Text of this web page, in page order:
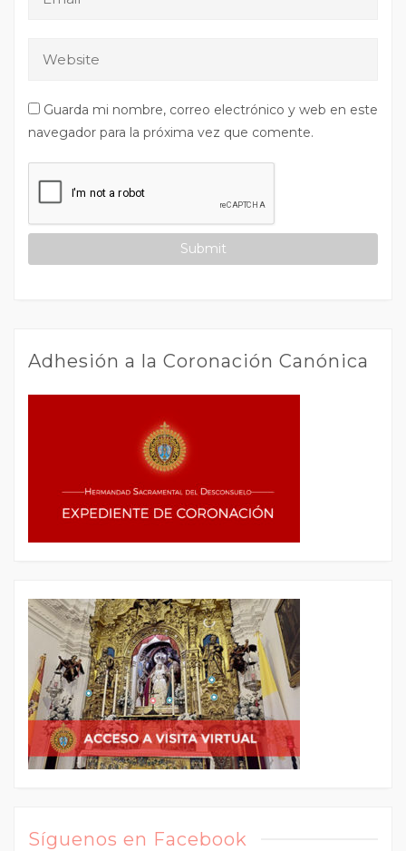
Guarda mi nombre, correo electrónico y web en este
navegador para la próxima vez que comente.
Adhesión a la Coronación Canónica
Síguenos en Facebook